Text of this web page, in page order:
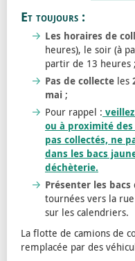
Et toujours :
Les horaires de
heures), le soir (à
partir de 13 heures ;
Pas de collecte les
mai ;
Pour rappel :
ou à proximité
pas collectés, ne
dans les bacs
déchèterie.
Présenter les bacs
tournées vers la
sur les calendriers.
La flotte de camions de
remplacée par des